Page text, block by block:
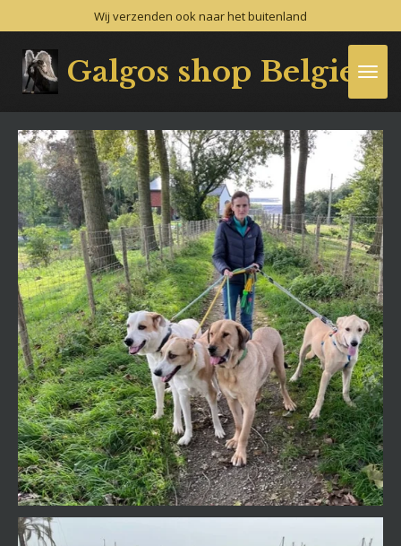
naar
hoofdinhoud
Galgos shop Belgie
Wij verzenden ook naar het buitenland